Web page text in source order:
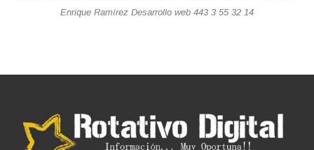
Enrique Ramírez Desarrollo web 443 3 55 32 14